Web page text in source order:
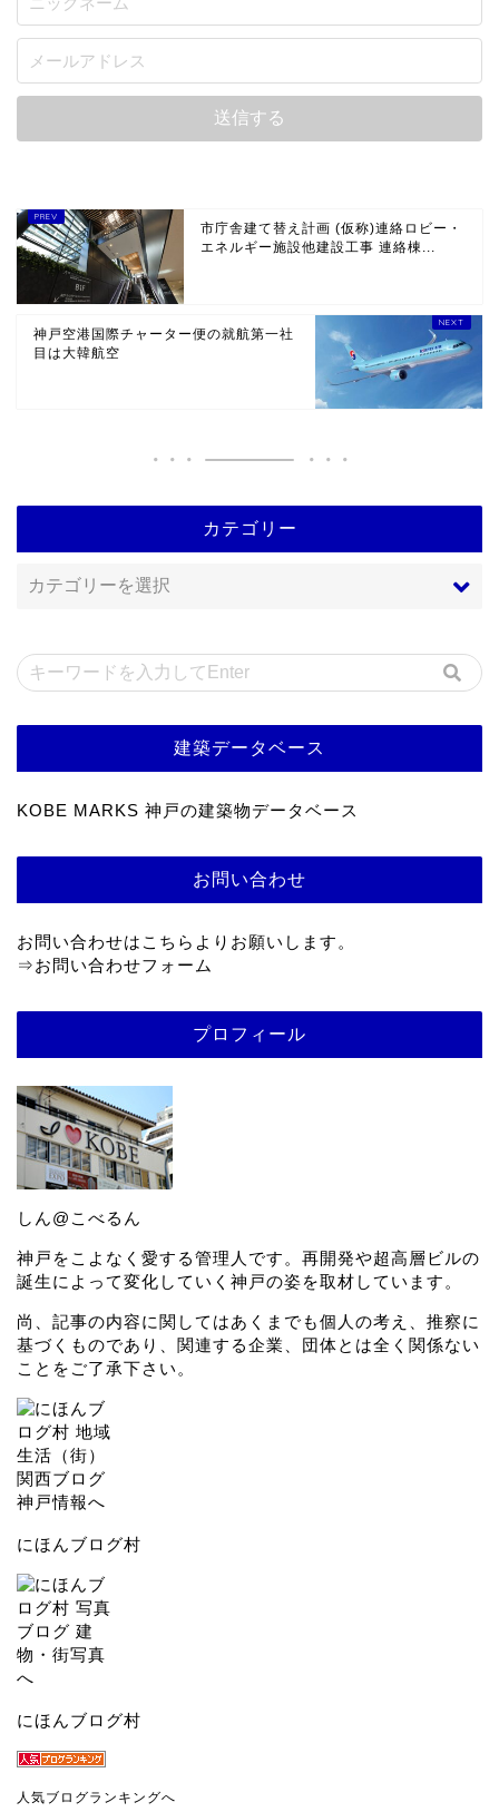
市庁舎建て替え計画 (仮称)連絡ロビー・
エネルギー施設他建設工事 連絡棟...
神戸空港国際チャーター便の就航第一社
目は大韓航空
カテゴリー
建築データベース
KOBE MARKS 神戸の建築物データベース
お問い合わせ
お問い合わせはこちらよりお願いします。
⇒お問い合わせフォーム
プロフィール
しん@こべるん
神戸をこよなく愛する管理人です。再開発や超高層ビルの
誕生によって変化していく神戸の姿を取材しています。
尚、記事の内容に関してはあくまでも個人の考え、推察に
基づくものであり、関連する企業、団体とは全く関係ない
ことをご了承下さい。
にほんブログ村
にほんブログ村
人気ブログランキングへ